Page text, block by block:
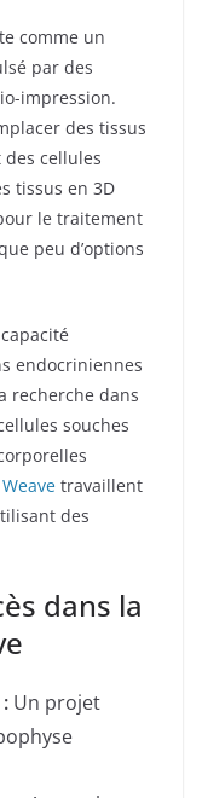
comme un
par des
impression.
des tissus
cellules
tissus en 3D
le traitement
peu d’options
endocriniennes
recherche dans
souches
travaillent
des
dans la
Un projet